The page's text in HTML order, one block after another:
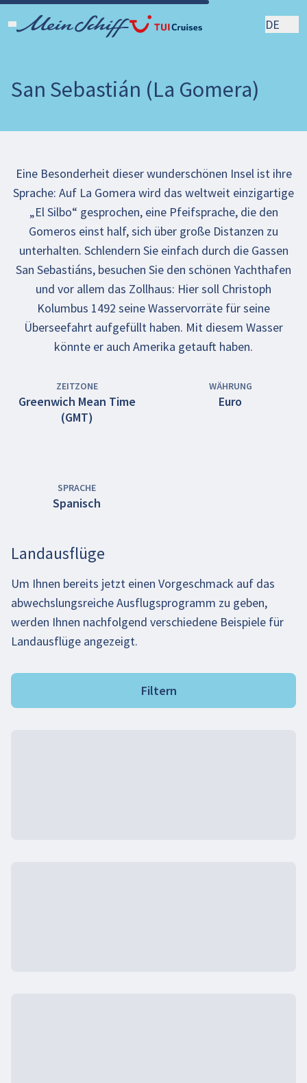
DE
San Sebastián (La Gomera)
Eine Besonderheit dieser wunderschönen Insel ist ihre
Sprache: Auf La Gomera wird das weltweit einzigartige
„El Silbo“ gesprochen, eine Pfeifsprache, die den
Gomeros einst half, sich über große Distanzen zu
unterhalten. Schlendern Sie einfach durch die Gassen
San Sebastiáns, besuchen Sie den schönen Yachthafen
und vor allem das Zollhaus: Hier soll Christoph
Kolumbus 1492 seine Wasservorräte für seine
Überseefahrt aufgefüllt haben. Mit diesem Wasser
könnte er auch Amerika getauft haben.
ZEITZONE
Greenwich Mean Time
(GMT)
WÄHRUNG
Euro
SPRACHE
Spanisch
Landausflüge
Um Ihnen bereits jetzt einen Vorgeschmack auf das
abwechslungsreiche Ausflugsprogramm zu geben,
werden Ihnen nachfolgend verschiedene Beispiele für
Landausflüge angezeigt.
Filtern